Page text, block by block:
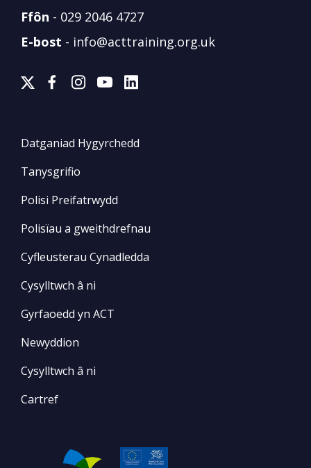
Ffôn - 029 2046 4727
E-bost - info@acttraining.org.uk
Datganiad Hygyrchedd
Tanysgrifio
Polisi Preifatrwydd
Polisïau a gweithdrefnau
Cyfleusterau Cynadledda
Cysylltwch â ni
Gyrfaoedd yn ACT
Newyddion
Cysylltwch â ni
Cartref